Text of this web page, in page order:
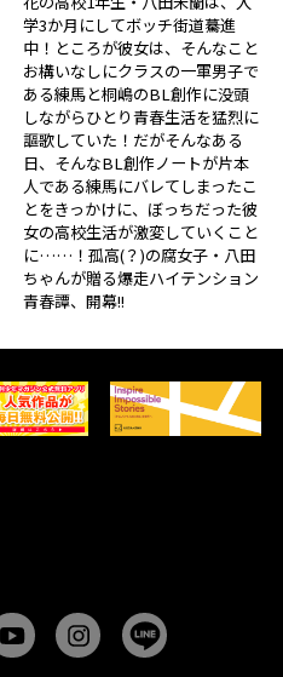
学3か月にしてボッチ街道驀進
中！ところが彼女は、そんなこと
お構いなしにクラスの一軍男子で
ある練馬と桐嶋のBL創作に没頭
しながらひとり青春生活を猛烈に
謳歌していた！だがそんなある
日、そんなBL創作ノートが片本
人である練馬にバレてしまったこ
とをきっかけに、ぼっちだった彼
女の高校生活が激変していくこと
に……！孤高(？)の腐女子・八田
ちゃんが贈る爆走ハイテンション
青春譚、開幕!!